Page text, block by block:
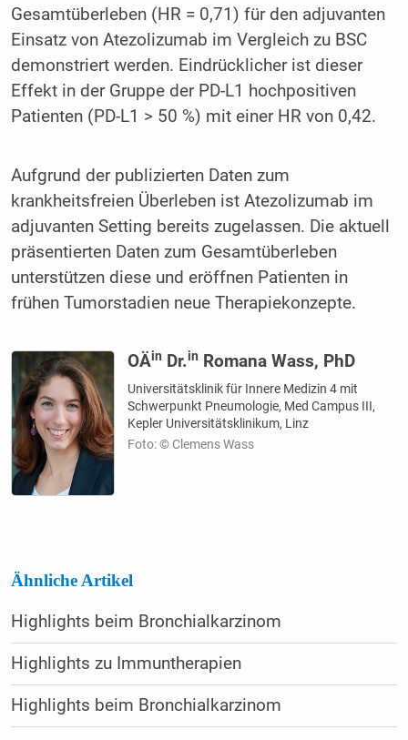
Gesamtüberleben (HR = 0,71) für den adjuvanten
Einsatz von Atezolizumab im Vergleich zu BSC
demonstriert werden. Eindrücklicher ist dieser
Effekt in der Gruppe der PD-L1 hochpositiven
Patienten (PD-L1 > 50 %) mit einer HR von 0,42.
Aufgrund der publizierten Daten zum
krankheitsfreien Überleben ist Atezolizumab im
adjuvanten Setting bereits zugelassen. Die aktuell
präsentierten Daten zum Gesamtüberleben
unterstützen diese und eröffnen Patienten in
frühen Tumorstadien neue Therapiekonzepte.
OÄin Dr.in Romana Wass, PhD
Universitätsklinik für Innere Medizin 4 mit
Schwerpunkt Pneumologie, Med Campus III,
Kepler Universitätsklinikum, Linz
Foto: © Clemens Wass
Ähnliche Artikel
Highlights beim Bronchialkarzinom
Highlights zu Immuntherapien
Highlights beim Bronchialkarzinom